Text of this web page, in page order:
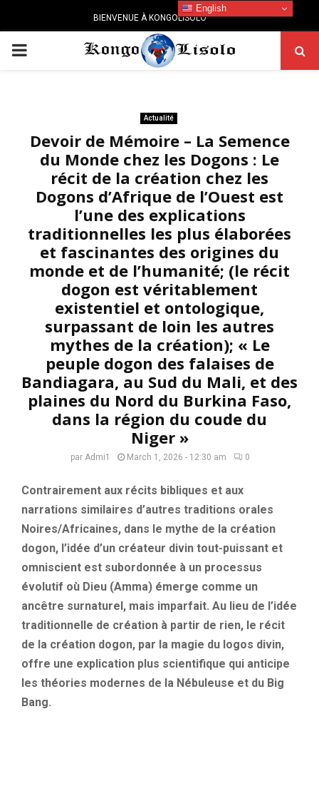
BIENVENUE À KONGOLISOLO
PRIMARY
Actualité
Devoir de Mémoire – La Semence
du Monde chez les Dogons : Le
récit de la création chez les
Dogons d’Afrique de l’Ouest est
l’une des explications
traditionnelles les plus élaborées
et fascinantes des origines du
monde et de l’humanité; (le récit
dogon est véritablement
existentiel et ontologique,
surpassant de loin les autres
mythes de la création); « Le
peuple dogon des falaises de
Bandiagara, au Sud du Mali, et des
plaines du Nord du Burkina Faso,
dans la région du coude du
Niger »
par Admi1 March 1, 2026 - 12:30 am 0
Contrairement aux récits bibliques et aux
narrations similaires d’autres traditions orales
Noires/Africaines, dans le mythe de la création
dogon, l’idée d’un créateur divin tout-puissant et
omniscient est subordonnée à un processus
évolutif où Dieu (Amma) émerge comme un
ancêtre surnaturel, mais imparfait. Au lieu de l’idée
traditionnelle de création à partir de rien, le récit
de la création dogon, par la magie du logos divin,
offre une explication plus scientifique qui anticipe
les théories modernes de la Nébuleuse et du Big
Bang.
English